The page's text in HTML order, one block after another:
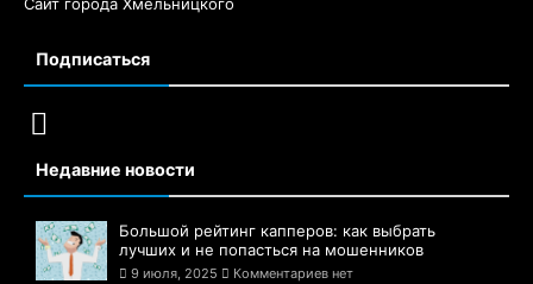
Сайт города Хмельницкого
Подписаться
Недавние новости
Большой рейтинг капперов: как выбрать
лучших и не попасться на мошенников
9 июля, 2025 Комментариев нет